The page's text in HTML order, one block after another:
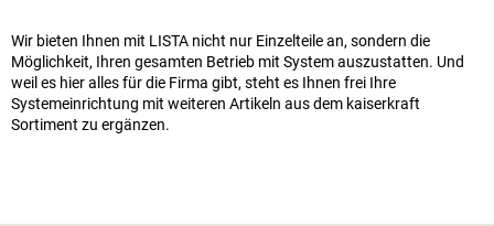
Wir bieten Ihnen mit LISTA nicht nur Einzelteile an, sondern die
Möglichkeit, Ihren gesamten Betrieb mit System auszustatten. Und
weil es hier alles für die Firma gibt, steht es Ihnen frei Ihre
Systemeinrichtung mit weiteren Artikeln aus dem kaiserkraft
Sortiment zu ergänzen.